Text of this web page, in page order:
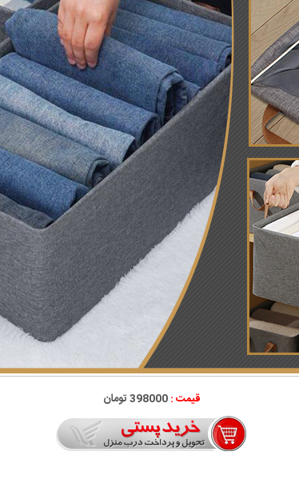
قیمت :398000 تومان